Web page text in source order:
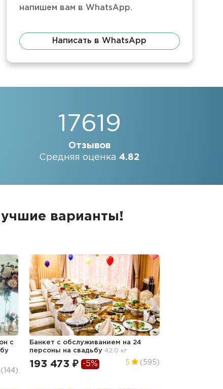
напишем вам в WhatsApp.
Написать в WhatsApp
17619
Отзывов
Средняя оценка 4.82
варианты!
с
(144)
Банкет с обслуживанием на 24
персоны на свадьбу 42.0 кг
193 473 ₽ -5% 5 (595)